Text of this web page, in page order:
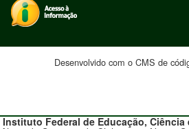
Desenvolvido com o CMS de
Instituto Federal de Educação, Ciência